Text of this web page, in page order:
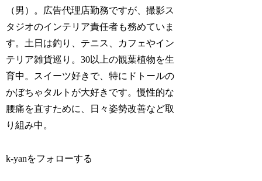
（男）。広告代理店勤務ですが、撮影ス
タジオのインテリア責任者も務めていま
す。土日は釣り、テニス、カフェやイン
テリア雑貨巡り。30以上の観葉植物を生
育中。スイーツ好きで、特にドトールの
かぼちゃタルトが大好きです。慢性的な
腰痛を直すために、日々姿勢改善など取
り組み中。
k-yanをフォローする